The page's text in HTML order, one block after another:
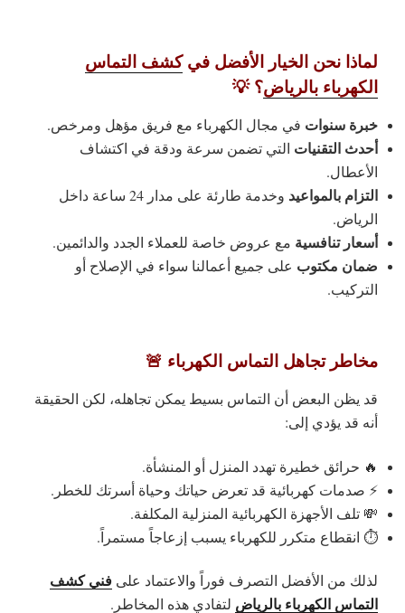
لماذا نحن الخيار الأفضل فيكشف التماس
الكهرباء بالرياض؟ 💡
خبرة سنوات في مجال الكهرباء مع فريق مؤهل ومرخص.
أحدث التقنيات التي تضمن سرعة ودقة في اكتشاف
الأعطال.
التزام بالمواعيد
وخدمة طارئة على مدار 24 ساعة داخل
الرياض.
أسعار تنافسية مع عروض خاصة للعملاء الجدد والدائمين.
ضمان مكتوب على جميع أعمالنا سواء في الإصلاح أو
التركيب.
مخاطر تجاهل التماس الكهرباء 🚨
قد يظن البعض أن التماس بسيط يمكن تجاهله، لكن الحقيقة
أنه قد يؤدي إلى:
🔥 حرائق خطيرة تهدد المنزل أو المنشأة.
⚡ صدمات كهربائية قد تعرض حياتك وحياة أسرتك للخطر.
💸 تلف الأجهزة الكهربائية المنزلية المكلفة.
⏱ انقطاع متكرر للكهرباء يسبب إزعاجاً مستمراً.
لذلك من الأفضل التصرف فوراً والاعتماد على فني كشف
التماس الكهرباء بالرياض لتفادي هذه المخاطر.